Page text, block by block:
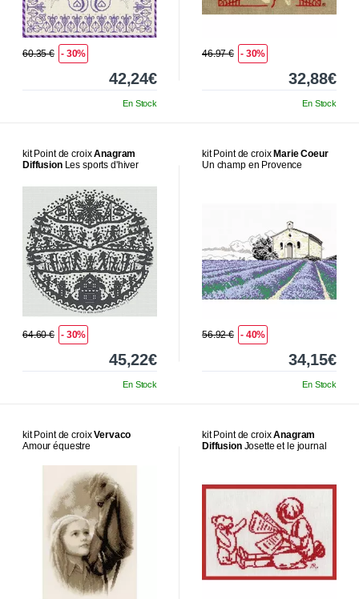
60.35 € - 30%
42,24€
En Stock
46.97 € - 30%
32,88€
En Stock
kit Point de croixAnagram
DiffusionLes sports d'hiver
64.60 € - 30%
45,22€
En Stock
kit Point de croix Marie Coeur
Un champ en Provence
56.92 € - 40%
34,15€
En Stock
kit Point de croixVervaco
Amour équestre
kit Point de croixAnagram
DiffusionJosette et le journal